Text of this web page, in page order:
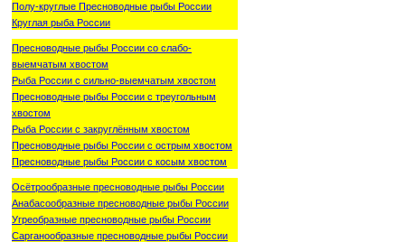
Полу-круглые Пресноводные рыбы России
Круглая рыба России
Пресноводные рыбы России со слабо-
выемчатым хвостом
Рыба России с сильно-выемчатым хвостом
Пресноводные рыбы России с треугольным
хвостом
Рыба России с закруглённым хвостом
Пресноводные рыбы России с острым хвостом
Пресноводные рыбы России с косым хвостом
Осётрообразные пресноводные рыбы России
Анабасообразные пресноводные рыбы России
Угреобразные пресноводные рыбы России
Сарганообразные пресноводные рыбы России